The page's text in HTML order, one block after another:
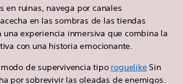
en ruinas, navega por canales
en las sombras de las tiendas
una experiencia inmersiva que combina la
con una historia emocionante.
de supervivencia tipo roguelikeSin
por sobrevivir las oleadas de enemigos.